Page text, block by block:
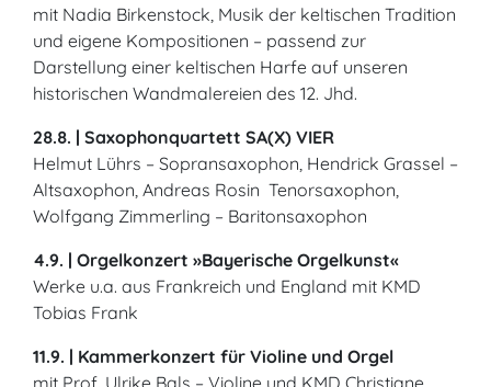
mit Nadia Birkenstock, Musik der keltischen Tradition
und eigene Kompositionen – passend zur
Darstellung einer keltischen Harfe auf unseren
historischen Wandmalereien des 12. Jhd.
28.8. | Saxophonquartett SA(X) VIER
Helmut Lührs – Sopransaxophon, Hendrick Grassel –
Altsaxophon, Andreas Rosin Tenorsaxophon,
Wolfgang Zimmerling – Baritonsaxophon
4.9. | Orgelkonzert »Bayerische Orgelkunst«
Werke u.a. aus Frankreich und England mit KMD
Tobias Frank
11.9. | Kammerkonzert für Violine und Orgel
mit Prof. Ulrike Bals – Violine und KMD Christiane